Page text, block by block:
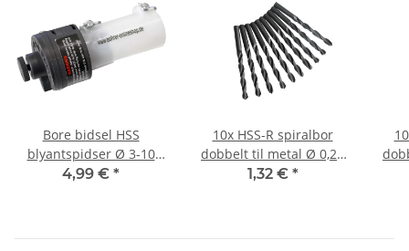
Bore bidsel HSS
blyantspidser Ø 3-10
mm
4,99 € *
10x HSS-R spiralbor
dobbelt til metal Ø 0,25
mm
1,32 € *